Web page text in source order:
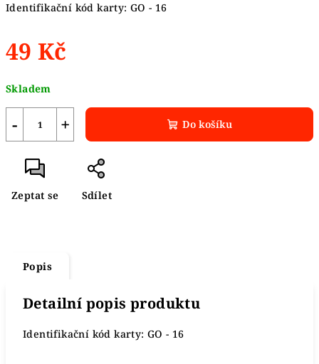
Identifikační kód karty: GO - 16
49 Kč
cena:
Skladem
+
− Do košíku
Zeptat se Sdílet
Popis
Detailní popis produktu
Identifikační kód karty: GO - 16